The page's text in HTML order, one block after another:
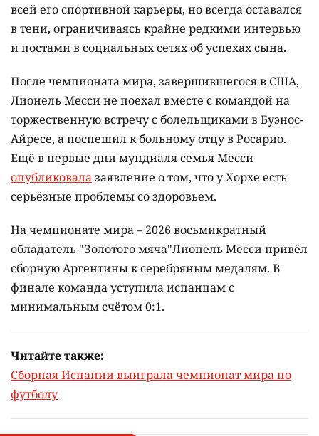
всей его спортивной карьеры, но всегда оставался
в тени, ограничиваясь крайне редкими интервью
и постами в социальных сетях об успехах сына.
После чемпионата мира, завершившегося в США,
Лионель Месси не поехал вместе с командой на
торжественную встречу с болельщиками в Буэнос-
Айресе, а поспешил к больному отцу в Росарио.
Ещё в первые дни мундиаля семья Месси
опубликовалазаявление о том, что у Хорхе есть
серьёзные проблемы со здоровьем.
На чемпионате мира – 2026 восьмикратный
обладатель "Золотого мяча"Лионель Месси привёл
сборную Аргентины к серебряным медалям. В
финале команда уступила испанцам с
минимальным счётом 0:1.
Читайте также:
Сборная Испании выиграла чемпионат мира по
футболу